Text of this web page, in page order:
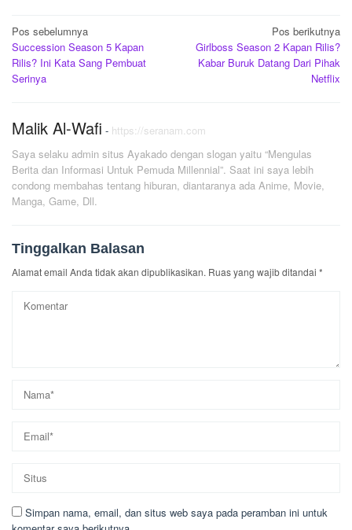
Navigasi
pos
Pos sebelumnya
Succession Season 5 Kapan
Rilis? Ini Kata Sang Pembuat
Serinya
Pos berikutnya
Girlboss Season 2 Kapan Rilis?
Kabar Buruk Datang Dari Pihak
Netflix
Malik Al-Wafi - https://seranam.com
Saya selaku admin situs Ayakado dengan slogan yaitu “Mengulas
Berita dan Informasi Untuk Pemuda Millennial”. Saat ini saya lebih
condong membahas tentang hiburan, diantaranya ada Anime, Movie,
Manga, Game, Dll.
Tinggalkan Balasan
Alamat email Anda tidak akan dipublikasikan. Ruas yang wajib ditandai *
Simpan nama, email, dan situs web saya pada peramban ini untuk